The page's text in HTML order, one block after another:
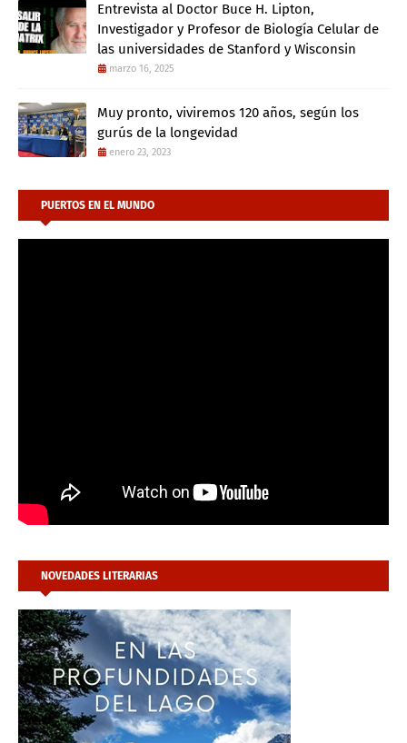
Entrevista al Doctor Buce H. Lipton,
Investigador y Profesor de Biología Celular de
las universidades de Stanford y Wisconsin
marzo 16, 2025
Muy pronto, viviremos 120 años, según los
gurús de la longevidad
enero 23, 2023
PUERTOS EN EL MUNDO
NOVEDADES LITERARIAS